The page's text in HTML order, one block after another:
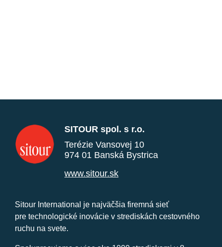
SITOUR spol. s r.o.
Terézie Vansovej 10
974 01 Banská Bystrica
www.sitour.sk
Sitour International je najväčšia firemná sieť
pre technologické inovácie v strediskách cestovného
ruchu na svete.